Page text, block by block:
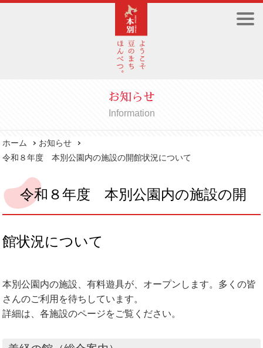
お知らせ
Information
ホーム
お知らせ
令和８年度 本別公園内の施設の開館状況について
令和８年度 本別公園内の施設の開
館状況について
本別公園内の施設、有料遊具が、オープンします。多くの皆
さんのご利用を待ちしています。
詳細は、各施設のページをご覧ください。